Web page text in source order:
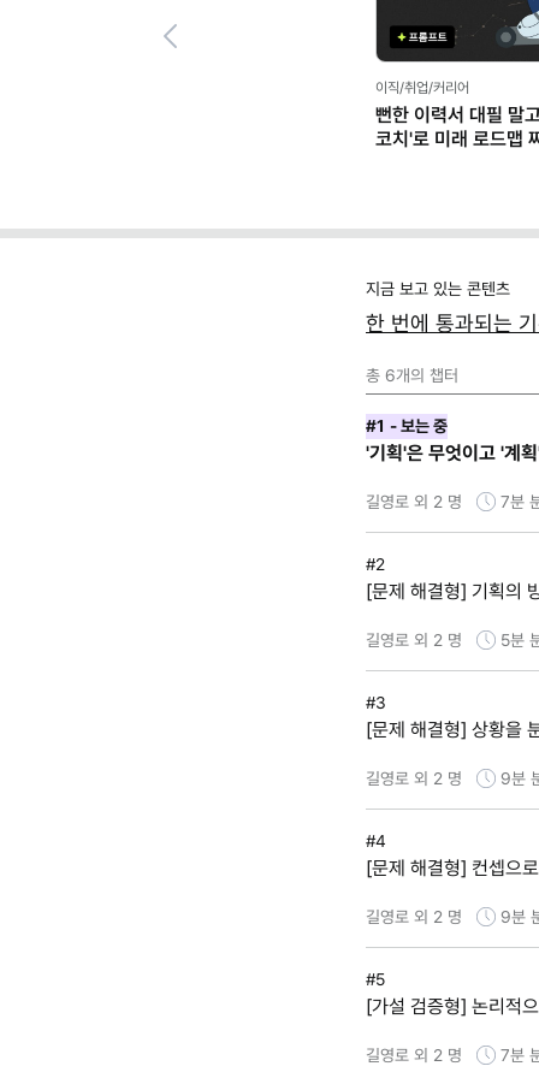
이직/취업/커리어
뻔한 이력서 대필 말
코치'로 미래 로드맵
지금 보고 있는 콘텐츠
한 번에 통과되는
총 6개의 챕터
#1 - 보는 중
'기획'은 무엇이고 '계
길영로 외 2 명 7분
#2
[문제 해결형] 기획의
길영로 외 2 명 5분
#3
[문제 해결형] 상황을
길영로 외 2 명 9분
#4
[문제 해결형] 컨셉으
길영로 외 2 명 9분
#5
[가설 검증형] 논리적
길영로 외 2 명 7분